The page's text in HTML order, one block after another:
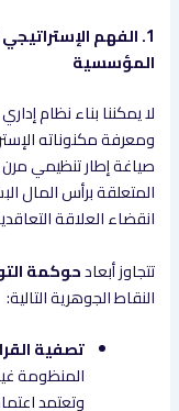
1. الفهم
المؤسسية
لا يمكننا بناء نظام
ومعرفة مكنوناته
صياغة إطار تنظيمي
المتعلقة برأس المال
انقضاء العلاقة
تتجاوز أبعادحوكمة
النقاط الجوهرية التالية:
تصفية
المنظومة